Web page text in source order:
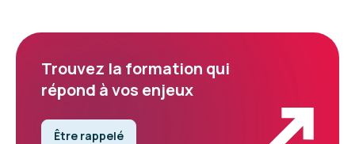
Trouvez la formation qui
répond à vos enjeux
Être rappelé